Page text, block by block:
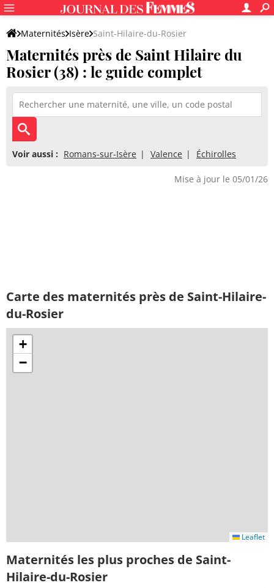
Maternités Isère Saint-Hilaire-du-Rosier
Maternités près de Saint Hilaire du
Rosier (38) : le guide complet
Voir aussi : Romans-sur-Isère Valence Échirolles
Mise à jour le 05/01/26
Carte des maternités près de Saint-Hilaire-
du-Rosier
+
−
Leaflet
Maternités les plus proches de Saint-
Hilaire-du-Rosier